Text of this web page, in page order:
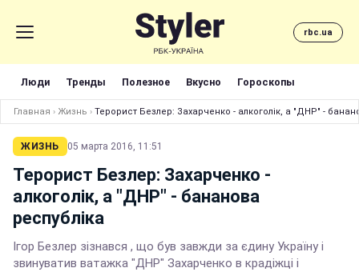
rbc.ua
Люди Тренды Полезное Вкусно Гороскопы
Главная › Жизнь › Терорист Безлер: Захарченко - алкоголік, а "ДНР" -
ЖИЗНЬ 05 марта 2016, 11:51
Терорист Безлер: Захарченко -
алкоголік, а "ДНР" - бананова
республіка
Ігор Безлер зізнався , що був завжди за єдину Україну і
звинуватив ватажка "ДНР" Захарченко в крадіжці і